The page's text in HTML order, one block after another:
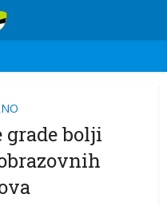
grade bolji